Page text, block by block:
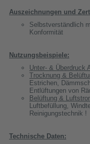
Auszeichnungen und
Selbstverständlich
Konformität
Nutzungsbeispiele:
Unter- & Überdruck
Trocknung &
Estrichen,
Entlüftungen von
Belüftung &
Luftbefüllung,
Reinigungstechnik !
Technische Daten: